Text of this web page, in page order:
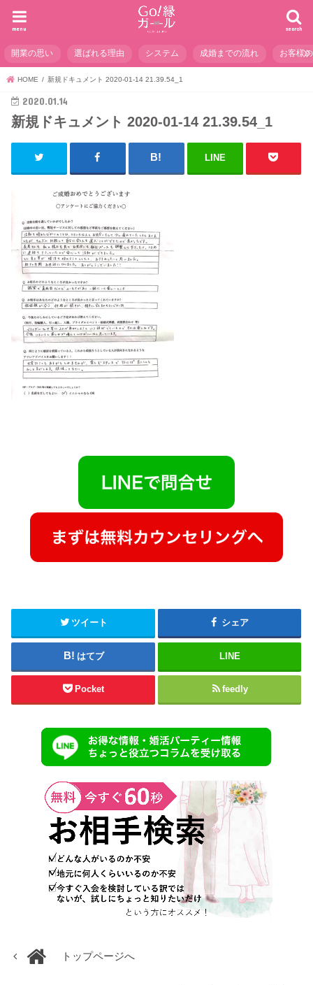
search
menu
開業の思い 選ばれる理由 システム 成婚までの流れ お客様
HOME 新規ドキュメント 2020-01-14 21.39.54_1
2020.01.14
新規ドキュメント 2020-01-14 21.39.54_1
LINE
ツイート シェア
はてブ LINE
Pocket feedly
トップページへ